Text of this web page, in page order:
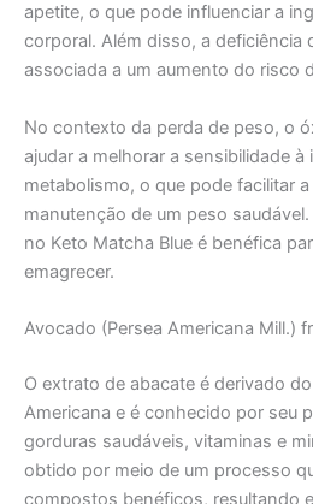
apetite, o que pode influenciar a
corporal. Além disso, a deficiência
associada a um aumento do risco
No contexto da perda de peso, o
ajudar a melhorar a sensibilidade à
metabolismo, o que pode facilitar
manutenção de um peso
no Keto Matcha Blue é benéfica
emagrecer.
Avocado (Persea Americana Mill.)
O extrato de abacate é derivado
Americana e é conhecido por seu
gorduras saudáveis, vitaminas e
obtido por meio de um processo
compostos benéficos, resultando